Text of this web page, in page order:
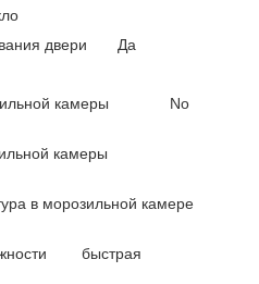
двери Да
камеры No
камеры
в морозильной камере
быстрая